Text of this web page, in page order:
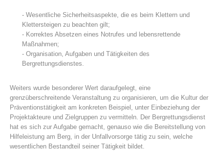
Bergrettungsstellen
- Wesentliche Sicherheitsaspekte, die es beim Klettern und
Klettersteigen zu beachten gilt;
- Korrektes Absetzen eines Notrufes und lebensrettende
Maßnahmen;
- Organisation, Aufgaben und Tätigkeiten des
Bergrettungsdienstes.
Weiters wurde besonderer Wert daraufgelegt, eine
grenzüberschreitende Veranstaltung zu organisieren, um die Kultur der
Präventionstätigkeit am konkreten Beispiel, unter Einbeziehung der
Projektakteure und Zielgruppen zu vermitteln. Der Bergrettungsdienst
hat es sich zur Aufgabe gemacht, genauso wie die Bereitstellung von
Hilfeleistung am Berg, in der Unfallvorsorge tätig zu sein, welche
wesentlichen Bestandteil seiner Tätigkeit bildet.